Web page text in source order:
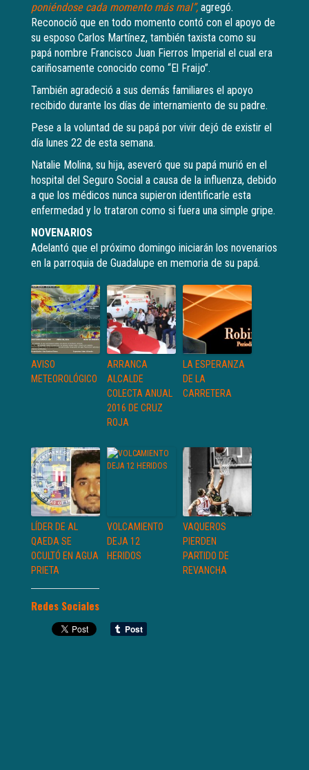
poniéndose cada momento más mal”, agregó.
Reconoció que en todo momento contó con el apoyo de
su esposo Carlos Martínez, también taxista como su
papá nombre Francisco Juan Fierros Imperial el cual era
cariñosamente conocido como “El Fraijo”.
También agradeció a sus demás familiares el apoyo
recibido durante los días de internamiento de su padre.
Pese a la voluntad de su papá por vivir dejó de existir el
día lunes 22 de esta semana.
Natalie Molina, su hija, aseveró que su papá murió en el
hospital del Seguro Social a causa de la influenza, debido
a que los médicos nunca supieron identificarle esta
enfermedad y lo trataron como si fuera una simple gripe.
NOVENARIOS
Adelantó que el próximo domingo iniciarán los novenarios
en la parroquia de Guadalupe en memoria de su papá.
AVISO
METEOROLÓGICO
ARRANCA
ALCALDE
COLECTA ANUAL
2016 DE CRUZ
ROJA
LA ESPERANZA
DE LA
CARRETERA
LÍDER DE AL
QAEDA SE
OCULTÓ EN AGUA
PRIETA
VOLCAMIENTO
DEJA 12
HERIDOS
VAQUEROS
PIERDEN
PARTIDO DE
REVANCHA
Redes Sociales